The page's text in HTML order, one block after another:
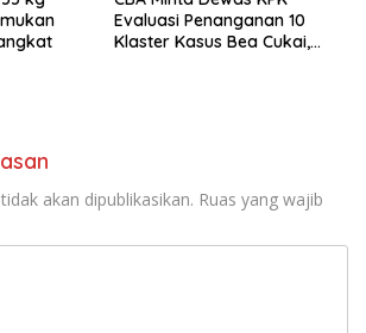
Evaluasi Penanganan 10
Klaster Kasus Bea Cukai,
akan dipublikasikan. Ruas yang wajib